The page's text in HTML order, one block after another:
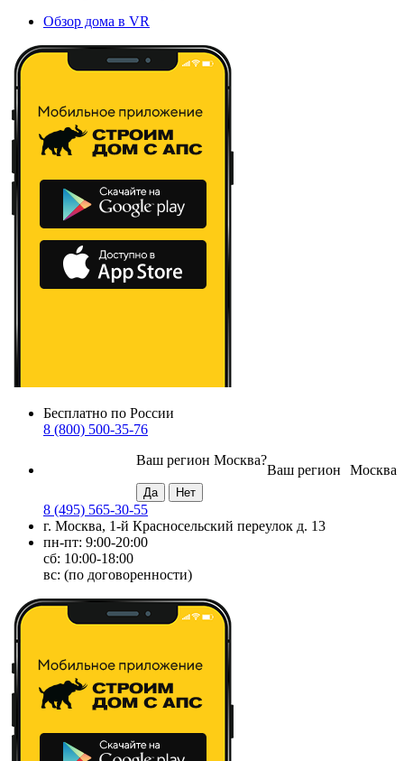
Обзор дома в VR
Бесплатно по России
8 (800) 500-35-76
Москва
Ваш регион
Ваш регион Москва?
8 (495) 565-30-55
г. Москва, 1-й Красносельский переулок д. 13
пн-пт: 9:00-20:00
сб: 10:00-18:00
вс: (по договоренности)